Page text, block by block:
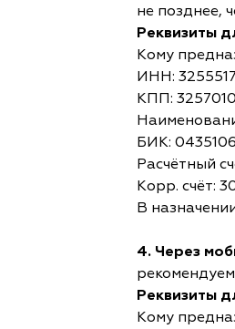
не позднее,
Реквизиты
Кому
ИНН:
КПП:
БИК:
Расчётный
Корр. счёт:
В
4. Через
Реквизиты
Кому